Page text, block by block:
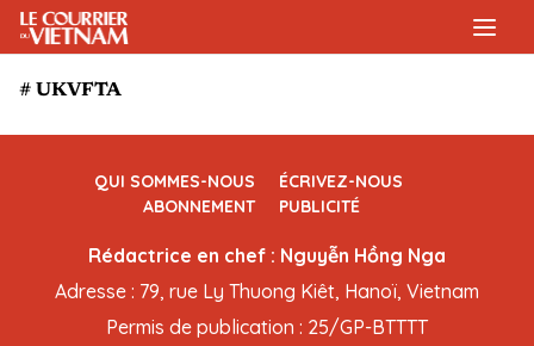
# UKVFTA
QUI SOMMES-NOUS
ÉCRIVEZ-NOUS
ABONNEMENT
PUBLICITÉ
Rédactrice en chef : Nguyễn Hồng Nga
Adresse : 79, rue Ly Thuong Kiêt, Hanoï, Vietnam
Permis de publication : 25/GP-BTTTT